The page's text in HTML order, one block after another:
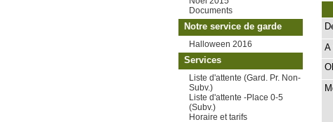
Documents
Notre service de garde
Halloween 2016
Services
Liste d'attente (Gard. Pr. Non-
Subv.)
Liste d'attente -Place 0-5
(Subv.)
Horaire et tarifs
A